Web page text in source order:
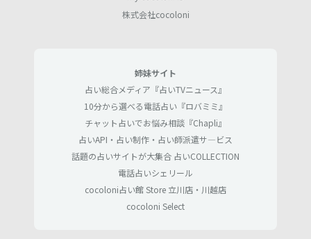
株式会社cocoloni
姉妹サイト
占い総合メディア『占いTVニュース』
10分から選べる電話占い『ロバミミ』
チャット占いでお悩み相談『Chapli』
占いAPI・占い制作・占い師派遣サ―ビス
話題の占いサイトが大集合 占いCOLLECTION
電話占いシェリール
cocoloni占い館 Store 立川店・川越店
cocoloni Select